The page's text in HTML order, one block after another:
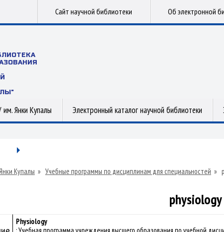
Сайт научной библиотеки Об электронной
им. Янки Купалы Электронный каталог научной библиотеки
Купалы » Учебные программы по дисциплинам для специальностей »
physiology
Physiology